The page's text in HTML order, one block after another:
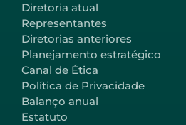
Diretoria atual
Representantes
Diretorias anteriores
Planejamento estratégico
Canal de Ética
Política de Privacidade
Balanço anual
Estatuto